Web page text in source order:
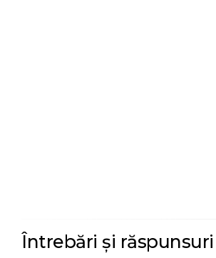
Întrebări și răspunsuri